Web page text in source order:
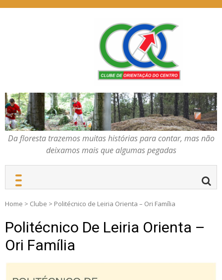
COC – CLUBE DE
ORIENTAÇÃO DO
CENTRO
Da floresta trazemos
muitas histórias para
contar, mas não deixamos
mais que algumas
pegadas
Da floresta trazemos muitas histórias para contar, mas não
deixamos mais que algumas pegadas
Home > Clube > Politécnico de Leiria Orienta – Ori Família
Politécnico De Leiria Orienta –
Ori Família